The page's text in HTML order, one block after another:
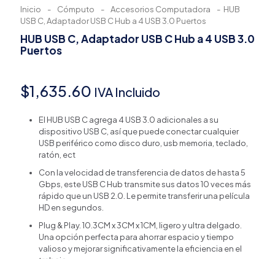
Inicio - Cómputo - Accesorios Computadora - HUB
USB C, Adaptador USB C Hub a 4 USB 3.0 Puertos
HUB USB C, Adaptador USB C Hub a 4 USB 3.0
Puertos
$1,635.60 IVA Incluido
El HUB USB C agrega 4 USB 3.0 adicionales a su
dispositivo USB C, así que puede conectar cualquier
USB periférico como disco duro, usb memoria, teclado,
ratón, ect
Con la velocidad de transferencia de datos de hasta 5
Gbps, este USB C Hub transmite sus datos 10 veces más
rápido que un USB 2.0. Le permite transferir una película
HD en segundos.
Plug & Play. 10.3CM x 3CM x 1CM, ligero y ultra delgado.
Una opción perfecta para ahorrar espacio y tiempo
valioso y mejorar significativamente la eficiencia en el